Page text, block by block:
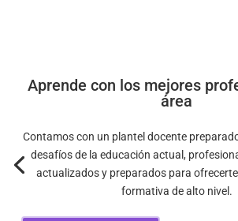
Aprende con los mejores
área
Contamos con un plantel docente
desafíos de la educación actual,
actualizados y preparados para
formativa de alto nivel.